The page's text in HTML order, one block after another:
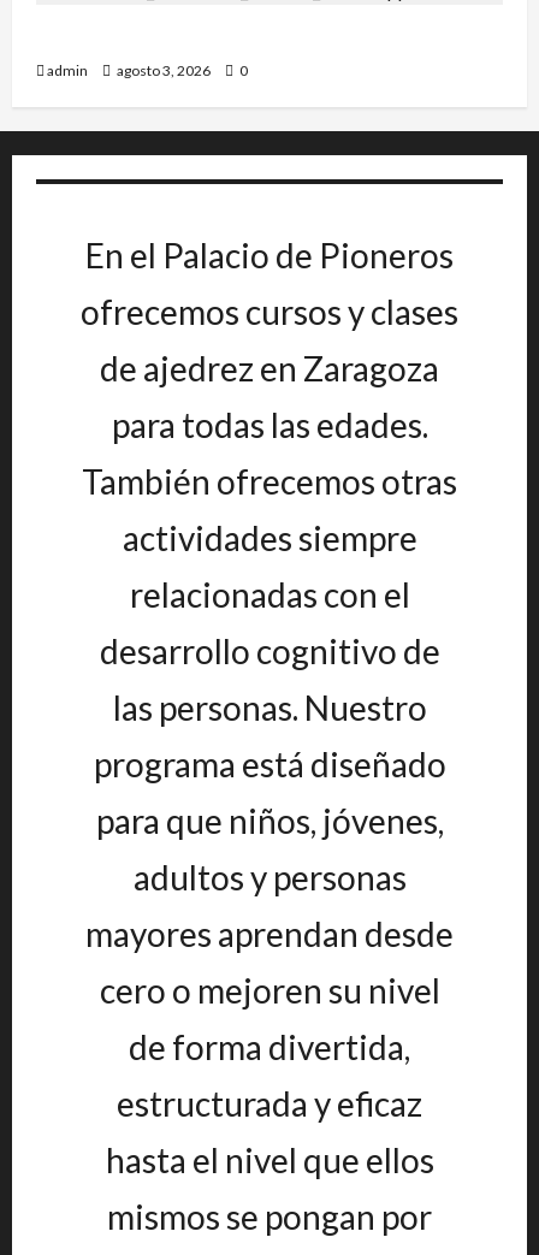
admin agosto 3, 2026 0
En el Palacio de Pioneros
ofrecemos cursos y clases
de ajedrez en Zaragoza
para todas las edades.
También ofrecemos otras
actividades siempre
relacionadas con el
desarrollo cognitivo de
las personas. Nuestro
programa está diseñado
para que niños, jóvenes,
adultos y personas
mayores aprendan desde
cero o mejoren su nivel
de forma divertida,
estructurada y eficaz
hasta el nivel que ellos
mismos se pongan por